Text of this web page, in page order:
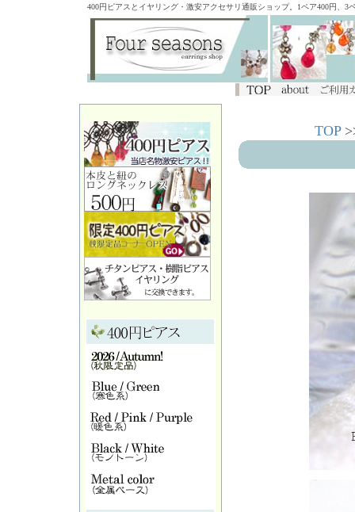
400円ピアスとイヤリング・激安アクセサリ通販ショップ。1ペア400円、
TOP